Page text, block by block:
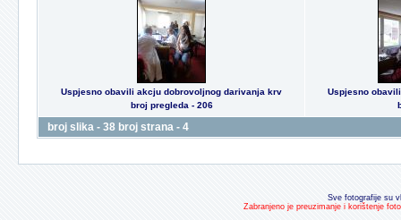
Uspjesno obavili akcju dobrovoljnog darivanja krv
broj pregleda - 206
Uspjesno
broj slika - 38 broj strana - 4
Sve fotografije su
Zabranjeno je preuzimanje i korištenje